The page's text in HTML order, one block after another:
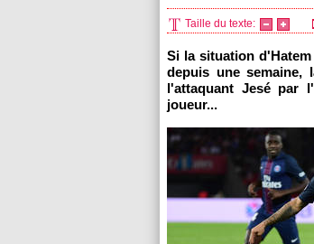
Taille du texte:
Si la situation
depuis une semaine,
l'attaquant Jesé par
joueur...